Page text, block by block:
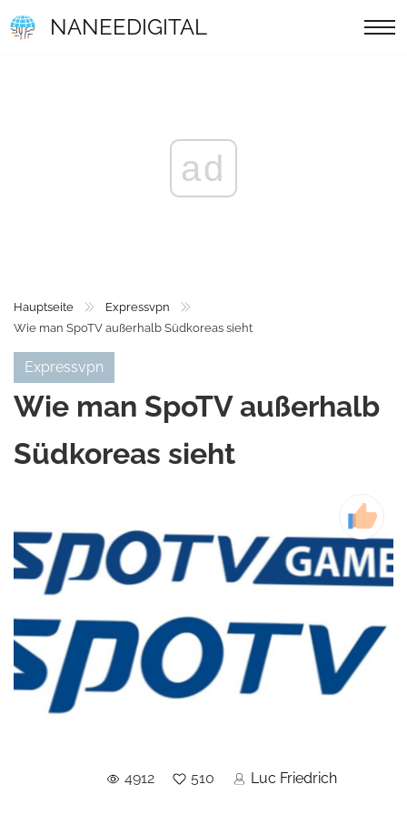
NANEEDIGITAL
ad
Hauptseite
Expressvpn
Wie man SpoTV außerhalb Südkoreas sieht
Expressvpn
Wie man SpoTV außerhalb
Südkoreas sieht
4912 510 Luc Friedrich